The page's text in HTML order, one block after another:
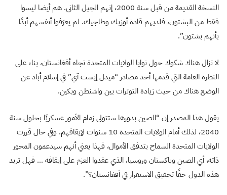
النسخة القديمة من قبل سنة 2000، إنهم الجيل الثاني. هم أيضا ليسوا
فقط من البشتون، فلديهم قادة أوزبك وطاجيك. لم يعرّفوا أنفسهم أبدًا
بأنهم بشتون”.
لا تزال هناك شكوك حول نوايا الولايات المتحدة تجاه أفغانستان، بناء على
النظرة العامة التي قدمها أحد مصادر “ميدل إيست آي” في إسلام أباد عن
الوضع هناك من حيث زيادة التوترات بين واشنطن وبكين.
يقول هذا المصدر إن “الصين بدورها ستتولى زمام الأمور عسكريًا بحلول سنة
2040، لذلك أمام الولايات المتحدة 10 سنوات لإيقافهم. وفي حال قررت
الولايات المتحدة السماح بتدفق الأموال، فهذا يعني أنهم سيدعمون المحور
ذاته، أي الصين وباكستان وروسيا، الذي عقدوا العزم على إيقافه … فهل تريد
هذه الدول حقًا تحقيق الاستقرار في أفغانستان؟”.